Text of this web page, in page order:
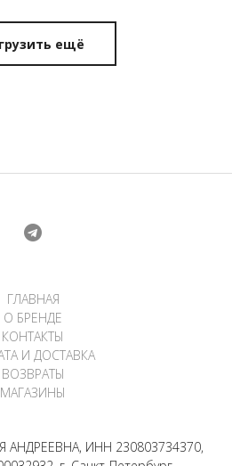
ещё
ГЛАВНАЯ
О БРЕНДЕ
КОНТАКТЫ
И ДОСТАВКА
ВОЗВРАТЫ
МАГАЗИНЫ
ИНН 230803734370,